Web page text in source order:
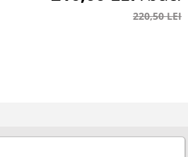
220,50 LEI